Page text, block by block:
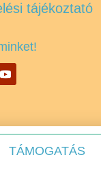
tájékoztató
TÁMOGATÁS